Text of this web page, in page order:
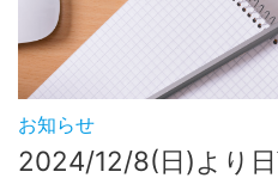
お知らせ
2024/12/8(日)より